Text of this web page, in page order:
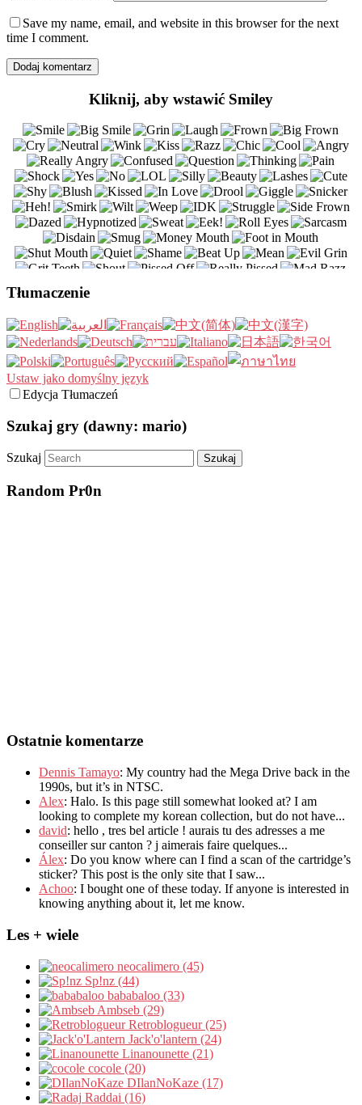
Save my name, email, and website in this browser for the next
time I comment.
Kliknij, aby wstawić Smiley
Tłumaczenie
Ustaw jako domyślny język
Edycja Tłumaczeń
Szukaj gry (dawny: mario)
Szukaj
Random Pr0n
Ostatnie komentarze
Dennis Tamayo: My country had the Mega Drive back in the
1990s, but it’s in NTSC.
Alex: Halo. Is this page still somewhat looked at? I am
looking to complete my korean collection, but do not have...
david: hello , tres bel article ! aurais tu des adresses a me
conseiller sur canton ? j aimerais faire quelques...
Álex: Do you know where can I find a scan of the cartridge’s
sticker? This post is the only site that I saw...
Achoo: I bought one of these today. If anyone is interested in
knowing anything about it, let me know.
Les + wiele
neocalimero (45)
Sp!nz (44)
bababaloo (33)
Ambseb (29)
Retroblogueur (25)
Jack'o'lantern (24)
Linanounette (21)
cocole (20)
DIlanNoKaze (17)
Raddai (16)